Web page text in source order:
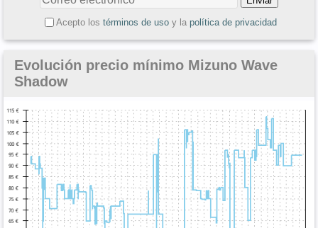
Acepto los términos de usoy la política de privacidad
Evolución precio mínimo Mizuno Wave
Shadow